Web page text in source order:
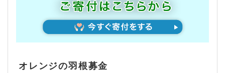
オレンジの羽根募金